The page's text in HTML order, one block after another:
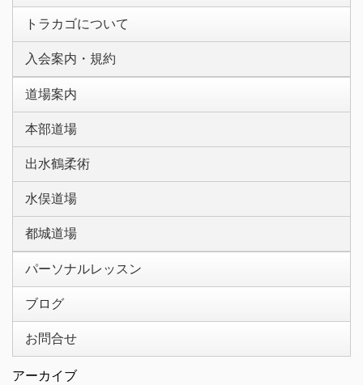
トラカゴについて
入会案内・規約
道場案内
本部道場
出水鶴柔術
水俣道場
都城道場
パーソナルレッスン
ブログ
お問合せ
アーカイブ